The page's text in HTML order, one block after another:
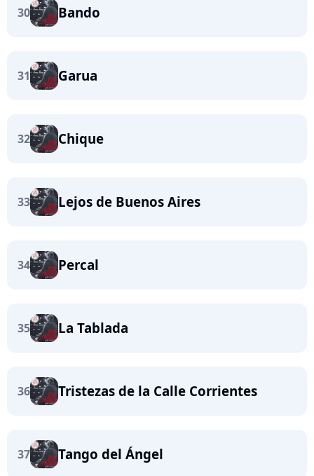
30 Bando
31 Garua
32 Chique
33 Lejos de Buenos Aires
34 Percal
35 La Tablada
36 Tristezas de la Calle Corrientes
37 Tango del Ángel